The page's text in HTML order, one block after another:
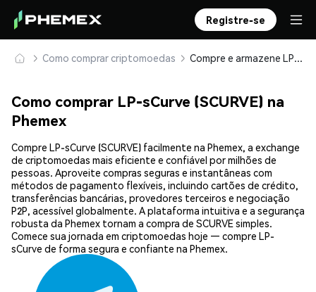
Registre-se
Como comprar criptomoedas Compre e armazene LP-sCurve (SCURVE) com segurança
Como comprar LP-sCurve (SCURVE) na
Phemex
Compre LP-sCurve (SCURVE) facilmente na Phemex, a exchange
de criptomoedas mais eficiente e confiável por milhões de
pessoas. Aproveite compras seguras e instantâneas com
métodos de pagamento flexíveis, incluindo cartões de crédito,
transferências bancárias, provedores terceiros e negociação
P2P, acessível globalmente. A plataforma intuitiva e a segurança
robusta da Phemex tornam a compra de SCURVE simples.
Comece sua jornada em criptomoedas hoje — compre LP-
sCurve de forma segura e confiante na Phemex.